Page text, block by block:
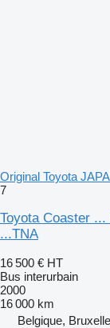
Original Toyota
7
Toyota Coaster
...TNA
16 500 € HT
Bus interurbain
2000
16 000 km
Belgique,